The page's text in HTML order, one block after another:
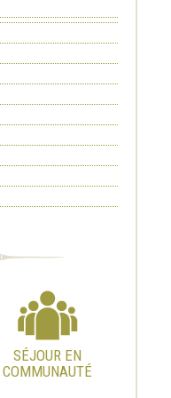
SÉJOUR EN
COMMUNAUTÉ